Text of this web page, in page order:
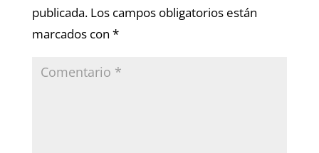
publicada. Los campos obligatorios están
marcados con *